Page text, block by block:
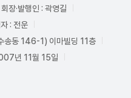
회장·발행인 : 곽영길
: 전운
송동 146-1) 이마빌딩 11층
년 11월 15일